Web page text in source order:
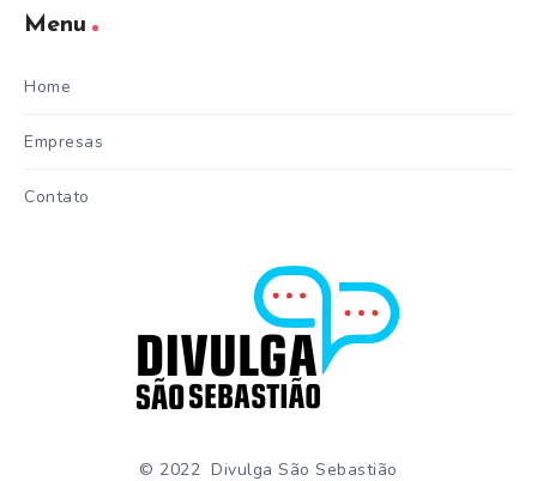
Menu
Home
Empresas
Contato
© 2022 Divulga São Sebastião